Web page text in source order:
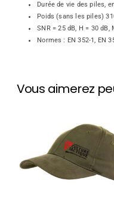
Durée de vie des piles,
Poids (sans les piles)
SNR = 25 dB, H = 30 dB,
Normes : EN 352-1, EN
Vous aimerez